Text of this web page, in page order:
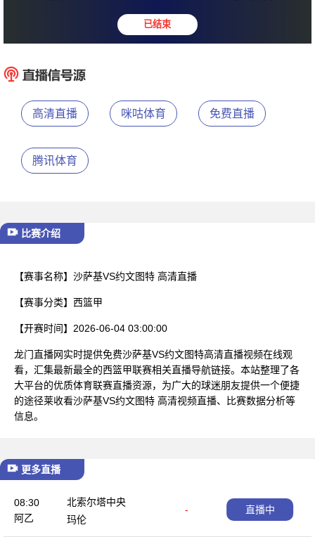
沙萨基 : 约文
高清直播 咪咕体育 免费直播
腾讯体育
比赛介绍
【赛事名称】 沙萨基VS约文图特 高清直播
【赛事分类】 西篮甲
【开赛时间】 2026-06-04 03:00:00
龙门直播网实时提供免费沙萨基VS约文图特高清直播视频在线观
看，汇集最新最全的西篮甲联赛相关直播导航链接。本站整理了各
大平台的优质体育联赛直播资源，为广大的球迷朋友提供一个便捷
的途径莱收看沙萨基VS约文图特 高清视频直播、比赛数据分析等
信息。
更多直播
08:30
阿乙
北索尔塔中央
-
玛伦
直播中